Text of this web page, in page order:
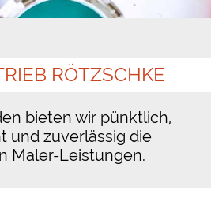
RÖTZSCHKE
bieten wir pünktlich,
und zuverlässig die
Maler-Leistungen.